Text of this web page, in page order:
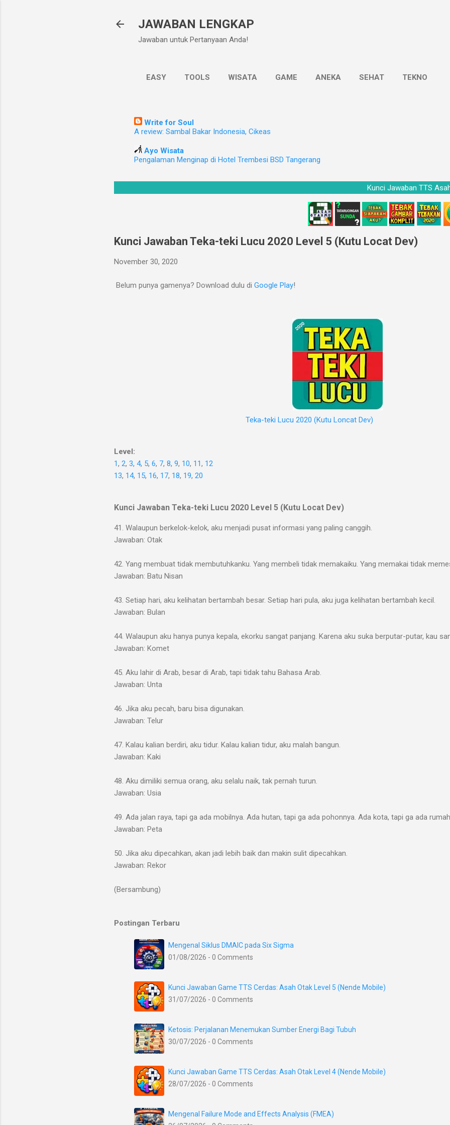
JAWABAN LENGKAP
Jawaban untuk Pertanyaan Anda!
EASY TOOLS WISATA GAME ANEKA SEHAT TEKNO
Write for Soul
A review: Sambal Bakar Indonesia, Cikeas
Ayo Wisata
Pengalaman Menginap di Hotel Trembesi BSD Tangerang
Kunci Jawaban
Kunci Jawaban Teka-teki Lucu 2020 Level 5 (Kutu Locat Dev)
November 30, 2020
Belum punya gamenya? Download dulu di Google Play!
Teka-teki Lucu 2020 (Kutu Loncat Dev)
Level:
1, 2, 3, 4, 5, 6, 7, 8, 9, 10, 11, 12
13, 14, 15, 16, 17, 18, 19, 20
Kunci Jawaban Teka-teki Lucu 2020 Level 5 (Kutu Locat Dev)
41. Walaupun berkelok-kelok, aku menjadi pusat informasi yang paling canggih.
Jawaban: Otak
42. Yang membuat tidak membutuhkanku. Yang membeli tidak memakaiku. Yang memakai tidak
Jawaban: Batu Nisan
43. Setiap hari, aku kelihatan bertambah besar. Setiap hari pula, aku juga kelihatan bertambah kecil.
Jawaban: Bulan
44. Walaupun aku hanya punya kepala, ekorku sangat panjang. Karena aku suka berputar-putar, kau
Jawaban: Komet
45. Aku lahir di Arab, besar di Arab, tapi tidak tahu Bahasa Arab.
Jawaban: Unta
46. Jika aku pecah, baru bisa digunakan.
Jawaban: Telur
47. Kalau kalian berdiri, aku tidur. Kalau kalian tidur, aku malah bangun.
Jawaban: Kaki
48. Aku dimiliki semua orang, aku selalu naik, tak pernah turun.
Jawaban: Usia
49. Ada jalan raya, tapi ga ada mobilnya. Ada hutan, tapi ga ada pohonnya. Ada kota, tapi ga ada
Jawaban: Peta
50. Jika aku dipecahkan, akan jadi lebih baik dan makin sulit dipecahkan.
Jawaban: Rekor
(Bersambung)
Postingan Terbaru
Mengenal Siklus DMAIC pada Six Sigma
01/08/2026 - 0 Comments
Kunci Jawaban Game TTS Cerdas: Asah Otak Level 5 (Nende Mobile)
31/07/2026 - 0 Comments
Ketosis: Perjalanan Menemukan Sumber Energi Bagi Tubuh
30/07/2026 - 0 Comments
Kunci Jawaban Game TTS Cerdas: Asah Otak Level 4 (Nende Mobile)
28/07/2026 - 0 Comments
Mengenal Failure Mode and Effects Analysis (FMEA)